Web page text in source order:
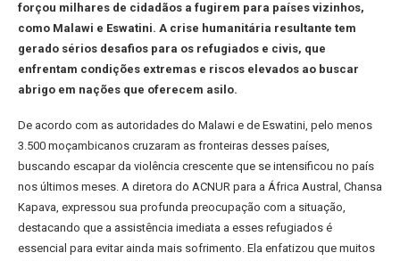
forçou milhares de cidadãos a fugirem para países vizinhos,
como Malawi e Eswatini. A crise humanitária resultante tem
gerado sérios desafios para os refugiados e civis, que
enfrentam condições extremas e riscos elevados ao buscar
abrigo em nações que oferecem asilo.
De acordo com as autoridades do Malawi e de Eswatini, pelo menos
3.500 moçambicanos cruzaram as fronteiras desses países,
buscando escapar da violência crescente que se intensificou no país
nos últimos meses. A diretora do ACNUR para a África Austral, Chansa
Kapava, expressou sua profunda preocupação com a situação,
destacando que a assistência imediata a esses refugiados é
essencial para evitar ainda mais sofrimento. Ela enfatizou que muitos